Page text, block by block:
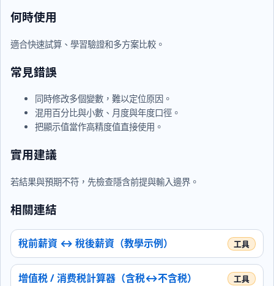
何時使用
適合快速試算、學習驗證和多方案比較。
常見錯誤
同時修改多個變數，難以定位原因。
混用百分比與小數、月度與年度口徑。
把顯示值當作高精度值直接使用。
實用建議
若結果與預期不符，先檢查隱含前提與輸入邊界。
相關連結
稅前薪資 ↔ 稅後薪資（教學示例）
增值税 / 消费税計算器（含税↔不含税）